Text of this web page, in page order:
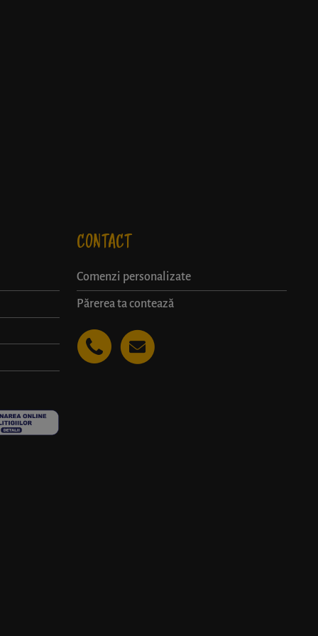
CONTACT
Comenzi personalizate
Părerea ta contează